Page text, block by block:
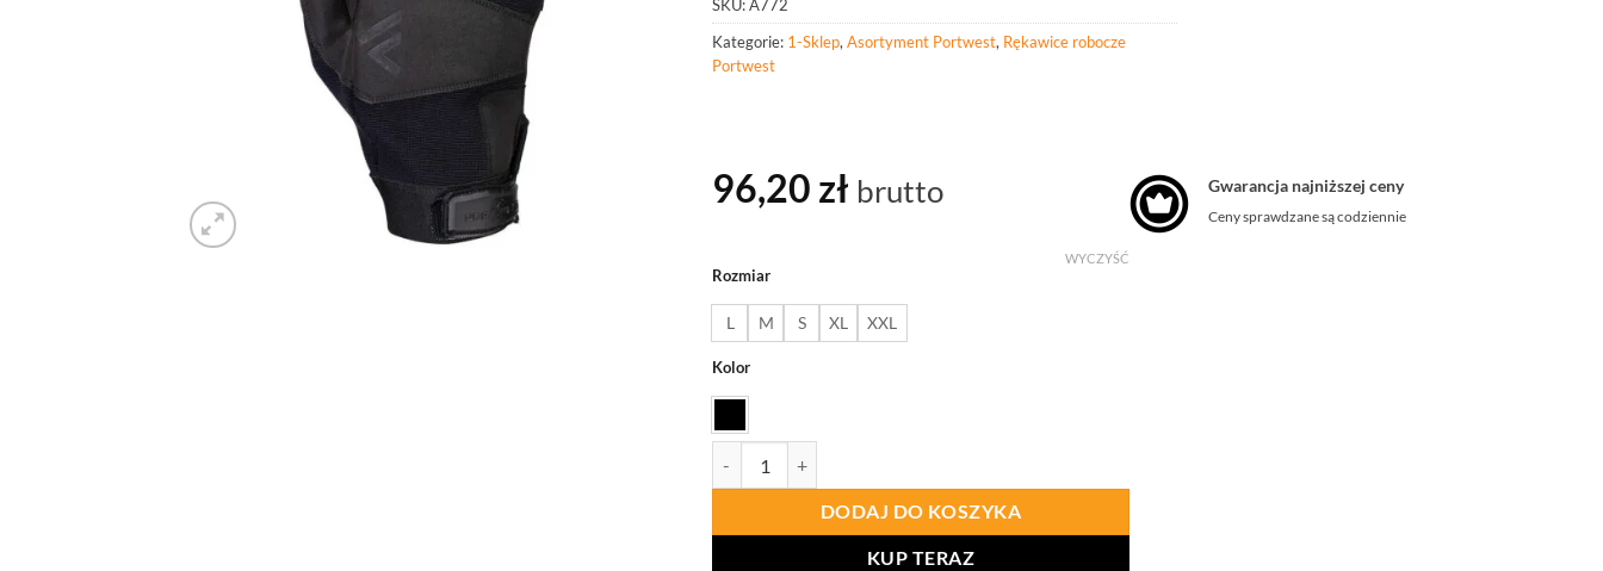
SKU:A772
Kategorie: 1-Sklep, Asortyment Portwest, Rękawice robocze
Portwest
96,20 zł brutto
Rozmiar
L M S XL XXL
Kolor
WYCZYŚĆ
DODAJ DO KOSZYKA
KUP TERAZ
Gwarancja najniższej ceny
Ceny sprawdzane są codziennie